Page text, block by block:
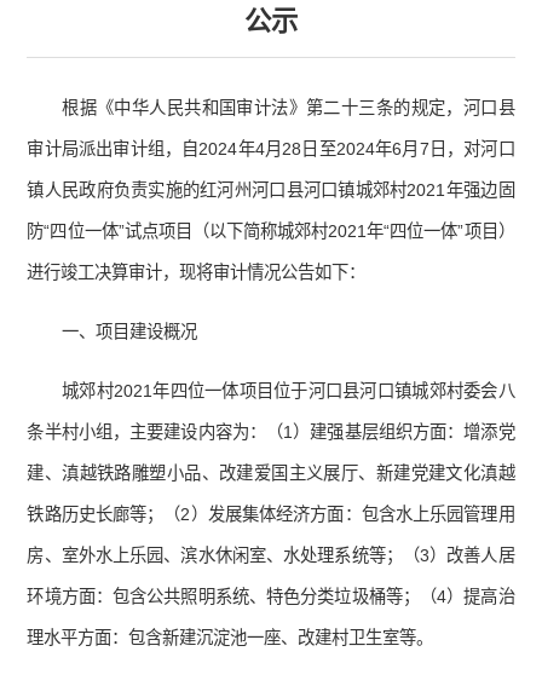
公示
根据《中华人民共和国审计法》第二十三条的规定，河口县
审计局派出审计组，自2024年4月28日至2024年6月7日，对河口
镇人民政府负责实施的红河州河口县河口镇城郊村2021年强边固
防“四位一体”试点项目（以下简称城郊村2021年“四位一体”项目）
进行竣工决算审计，现将审计情况公告如下：
一、项目建设概况
城郊村2021年四位一体项目位于河口县河口镇城郊村委会八
条半村小组，主要建设内容为：（1）建强基层组织方面：增添党
建、滇越铁路雕塑小品、改建爱国主义展厅、新建党建文化滇越
铁路历史长廊等；（2）发展集体经济方面：包含水上乐园管理用
房、室外水上乐园、滨水休闲室、水处理系统等；（3）改善人居
环境方面：包含公共照明系统、特色分类垃圾桶等；（4）提高治
理水平方面：包含新建沉淀池一座、改建村卫生室等。